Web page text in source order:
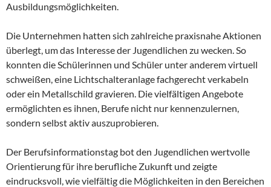
Ausbildungsmöglichkeiten.
Die Unternehmen hatten sich zahlreiche praxisnahe Aktionen
überlegt, um das Interesse der Jugendlichen zu wecken. So
konnten die Schülerinnen und Schüler unter anderem virtuell
schweißen, eine Lichtschalteranlage fachgerecht verkabeln
oder ein Metallschild gravieren. Die vielfältigen Angebote
ermöglichten es ihnen, Berufe nicht nur kennenzulernen,
sondern selbst aktiv auszuprobieren.
Der Berufsinformationstag bot den Jugendlichen wertvolle
Orientierung für ihre berufliche Zukunft und zeigte
eindrucksvoll, wie vielfältig die Möglichkeiten in den Bereichen